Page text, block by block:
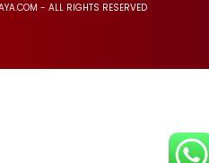
- ALL RIGHTS RESERVED